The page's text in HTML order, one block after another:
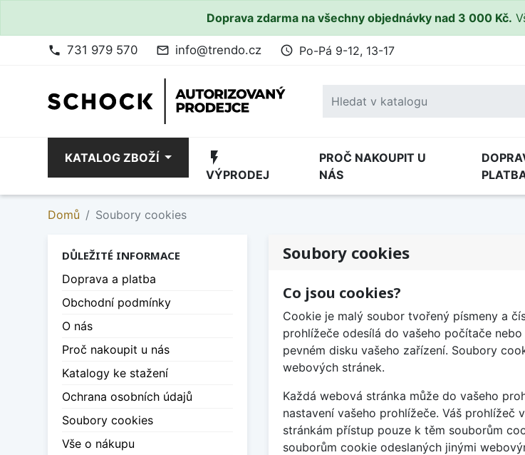
Doprava zdarma na všechny objednávky nad 3 000 Kč.
phone 731 979 570 mail_outline info@trendo.cz access_time Po-Pá 9-12, 13-17
KATALOG ZBOŽÍ flash_on
VÝPRODEJ
PROČ NAKOUPIT U
NÁS
Domů Soubory cookies
DŮLEŽITÉ INFORMACE
Doprava a platba
Obchodní podmínky
O nás
Proč nakoupit u nás
Katalogy ke stažení
Ochrana osobních údajů
Soubory cookies
Vše o nákupu
Soubory cookies
Co jsou cookies?
Cookie je malý soubor tvořený písmeny a
prohlížeče odesílá do vašeho počítače
pevném disku vašeho zařízení. Soubory
webových stránek.
Každá webová stránka může do vašeho
nastavení vašeho prohlížeče. Váš prohlížeč
stránkám přístup pouze k těm souborům
souborům cookie odeslaných jinými